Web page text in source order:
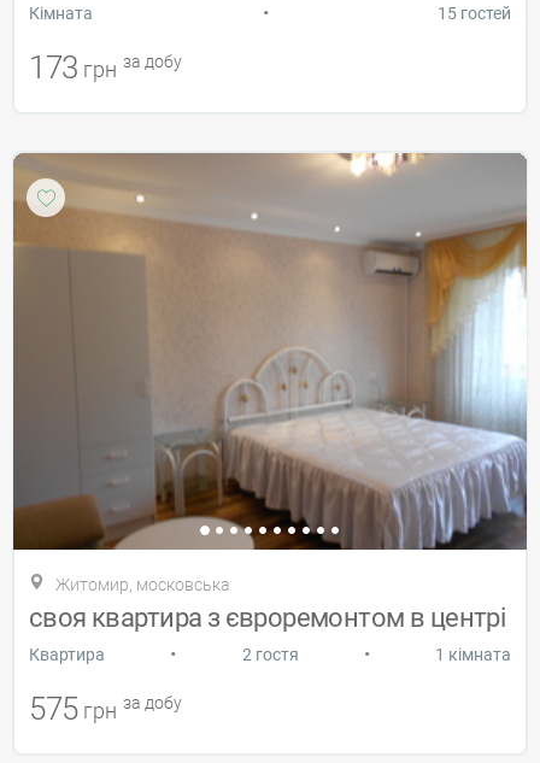
Кiмната • 15 гостей
173 грн за добу
Житомир, московська
своя квартира з євроремонтом в центрі
Квартира • 2 гостя • 1 кімната
575 грн за добу